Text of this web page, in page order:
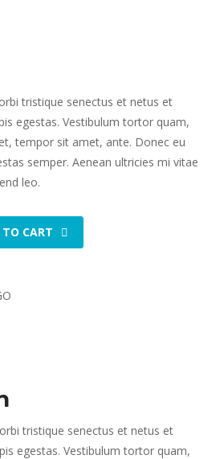
tristique senectus et netus et
egestas. Vestibulum tortor quam,
tempor sit amet, ante. Donec eu
semper. Aenean ultricies mi vitae
leo.
CART
tristique senectus et netus et
egestas. Vestibulum tortor quam,